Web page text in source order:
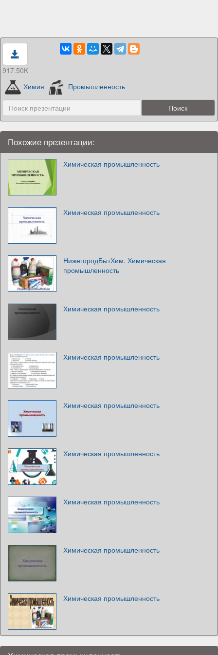
917.50K
Химия
Промышленность
Похожие презентации:
Химическая промышленность
Химическая промышленность
НижегородБытХим. Химическая
промышленность
Химическая промышленность
Химическая промышленность
Химическая промышленность
Химическая промышленность
Химическая промышленность
Химическая промышленность
Химическая промышленность